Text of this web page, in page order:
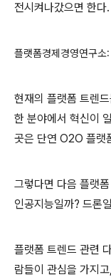
전시켜나갔으면 한다.
플랫폼경제경영연구소:
현재의 플랫폼 트렌
한 분야에서 혁신이
곳은 단연 O2O 플랫
그렇다면 다음 플랫
인공지능일까? 드론
플랫폼 트렌드 관련
람들이 관심을 가지